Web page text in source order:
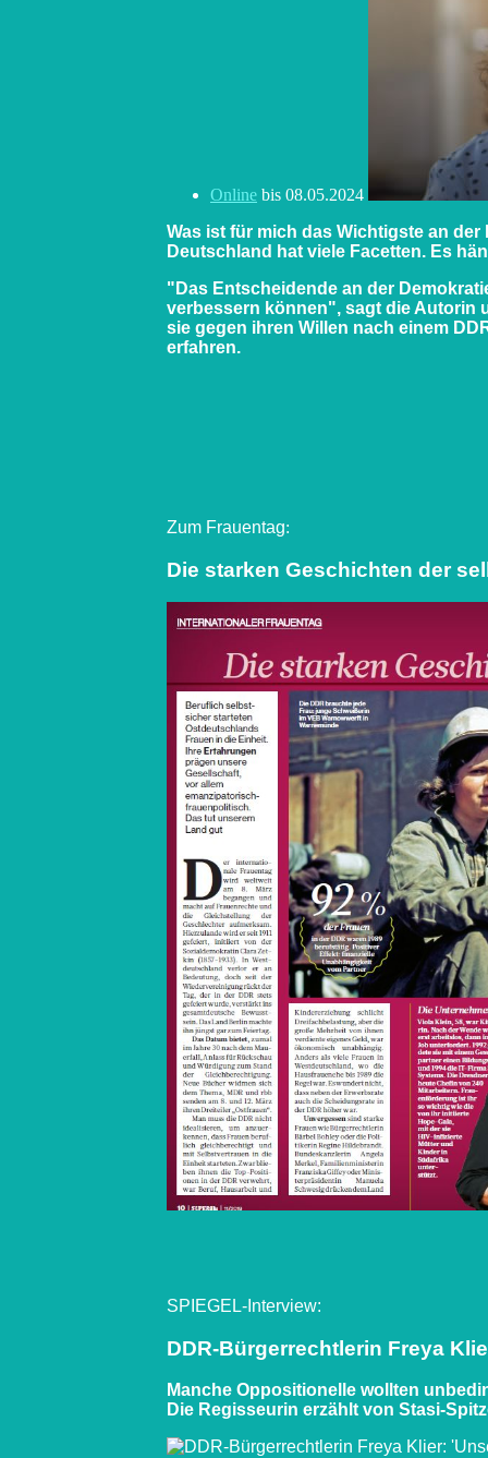
Online bis 08.05.2024
Was ist für mich das Wichtigste an
Deutschland hat viele Facetten. Es
"Das Entscheidende an der
verbessern können", sagt die Autorin
sie gegen ihren Willen nach einem
erfahren.
Zum Frauentag:
Die starken Geschichten der
SPIEGEL-Interview:
DDR-Bürgerrechtlerin Freya
Manche Oppositionelle wollten
Die Regisseurin erzählt von Stasi-